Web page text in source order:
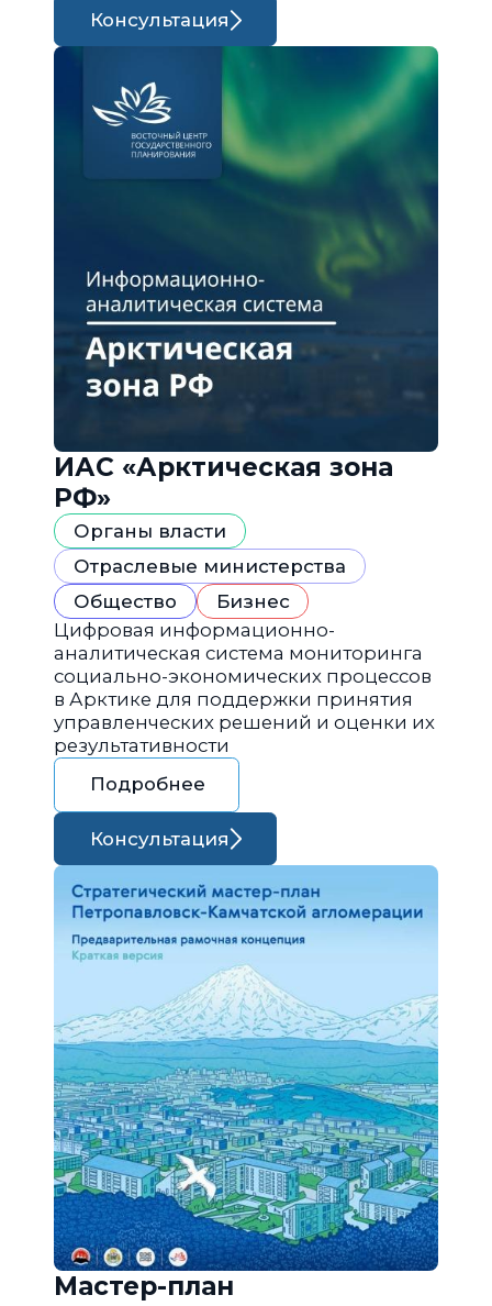
Консультация
ИАС «Арктическая зона
РФ»
Органы власти
Отраслевые министерства
Общество
Бизнес
Цифровая информационно-
аналитическая система мониторинга
социально-экономических процессов
в Арктике для поддержки принятия
управленческих решений и оценки их
результативности
Подробнее
Консультация
Мастер-план